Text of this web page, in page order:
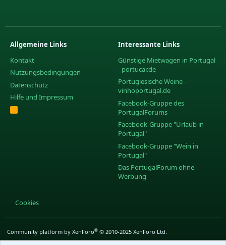
Allgemeine Links
Kontakt
Nutzungsbedingungen
Datenschutz
Hilfe und Impressum
R
S
Interessante Links
Günstige Mietwagen in Portugal
- portucar.de
Portugiesische Weine -
vinhoportugal.de
Facebook-Gruppe des
PortugalForums
Facebook-Gruppe "Urlaub in
Portugal"
Facebook-Gruppe "Wein in
Portugal"
Das PortugalForum ohne
Werbung
Cookies
Community platform by XenForo® © 2010-2025 XenForo Ltd.